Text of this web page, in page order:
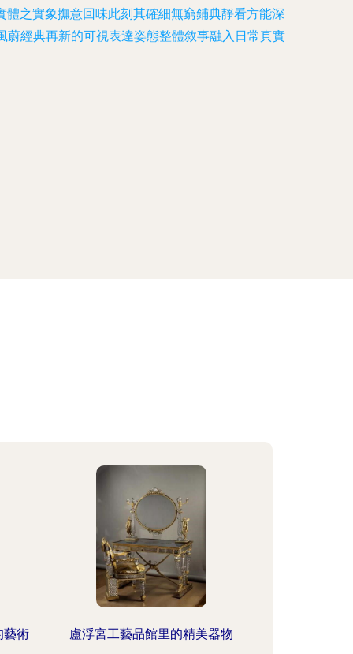
之實象撫意回味此刻其確細無窮鋪典靜看方能深
經典再新的可視表達姿態整體敘事融入日常真實
藝術
盧浮宮工藝品館里的精美器物